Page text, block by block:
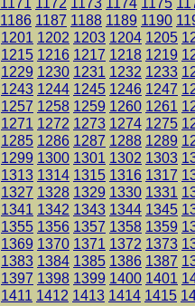
1186 1187 1188 1189 1190
1201 1202 1203 1204 1205
1215 1216 1217 1218 1219
1229 1230 1231 1232 1233
1243 1244 1245 1246 1247
1257 1258 1259 1260 1261
1271 1272 1273 1274 1275
1285 1286 1287 1288 1289
1299 1300 1301 1302 1303
1313 1314 1315 1316 1317
1327 1328 1329 1330 1331
1341 1342 1343 1344 1345
1355 1356 1357 1358 1359
1369 1370 1371 1372 1373
1383 1384 1385 1386 1387
1397 1398 1399 1400 1401
1411 1412 1413 1414 1415